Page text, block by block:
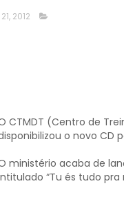
2012
CTMDT (Centro de
o novo CD
ministério acaba de
“Tu és tudo pra